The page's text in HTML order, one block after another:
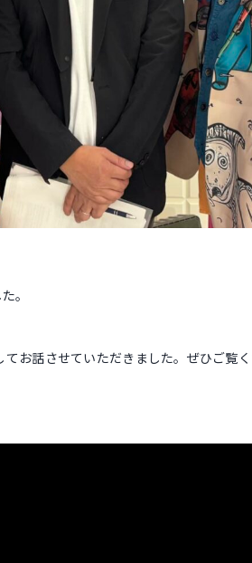
。
てお話させていただきました。ぜひご覧